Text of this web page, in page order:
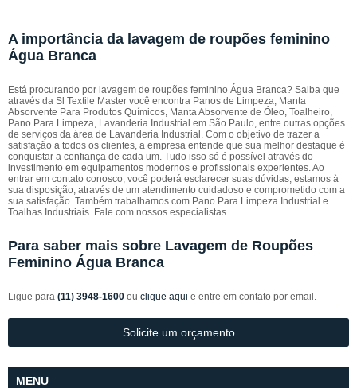
A importância da lavagem de roupões feminino
Água Branca
Está procurando por lavagem de roupões feminino Água Branca? Saiba que
através da Sl Textile Master você encontra Panos de Limpeza, Manta
Absorvente Para Produtos Químicos, Manta Absorvente de Óleo, Toalheiro,
Pano Para Limpeza, Lavanderia Industrial em São Paulo, entre outras opções
de serviços da área de Lavanderia Industrial. Com o objetivo de trazer a
satisfação a todos os clientes, a empresa entende que sua melhor destaque é
conquistar a confiança de cada um. Tudo isso só é possível através do
investimento em equipamentos modernos e profissionais experientes. Ao
entrar em contato conosco, você poderá esclarecer suas dúvidas, estamos à
sua disposição, através de um atendimento cuidadoso e comprometido com a
sua satisfação. Também trabalhamos com Pano Para Limpeza Industrial e
Toalhas Industriais. Fale com nossos especialistas.
Para saber mais sobre Lavagem de Roupões
Feminino Água Branca
Ligue para (11) 3948-1600 ou clique aqui e entre em contato por email.
Solicite um orçamento
MENU